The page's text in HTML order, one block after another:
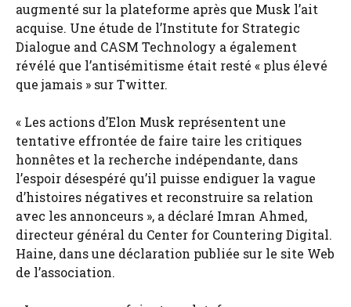
augmenté sur la plateforme après que Musk l’ait
acquise. Une étude de l’Institute for Strategic
Dialogue and CASM Technology a également
révélé que l’antisémitisme était resté « plus élevé
que jamais » sur Twitter.
« Les actions d’Elon Musk représentent une
tentative effrontée de faire taire les critiques
honnêtes et la recherche indépendante, dans
l’espoir désespéré qu’il puisse endiguer la vague
d’histoires négatives et reconstruire sa relation
avec les annonceurs », a déclaré Imran Ahmed,
directeur général du Center for Countering Digital.
Haine, dans une déclaration publiée sur le site Web
de l’association.